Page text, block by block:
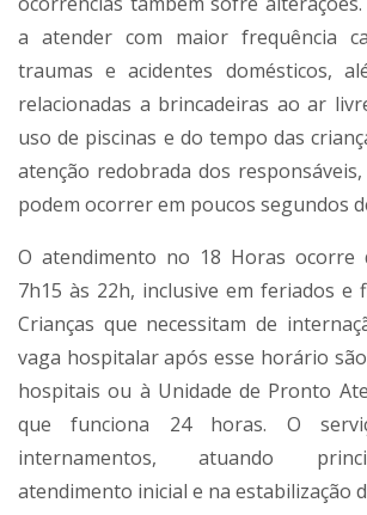
a atender com maior frequência
traumas e acidentes domésticos,
relacionadas a brincadeiras ao ar
uso de piscinas e do tempo das
atenção redobrada dos
podem ocorrer em poucos segundos
O atendimento no 18 Horas ocorre
7h15 às 22h, inclusive em feriados e
Crianças que necessitam de
vaga hospitalar após esse horário
hospitais ou à Unidade de Pronto
que funciona 24 horas. O
internamentos, atuando
atendimento inicial e na estabilização